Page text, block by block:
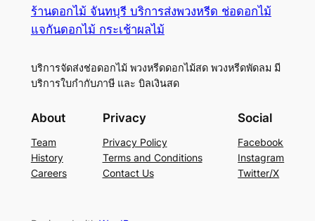
ร้านดอกไม้ จันทบุรี บริการส่งพวงหรีด ช่อดอกไม้
แจกันดอกไม้ กระเช้าผลไม้
บริการจัดส่งช่อดอกไม้ พวงหรีดดอกไม้สด พวงหรีดพัดลม มี
บริการใบกำกับภาษี และ บิลเงินสด
About
Team
History
Careers
Privacy
Privacy Policy
Terms and Conditions
Contact Us
Social
Facebook
Instagram
Twitter/X